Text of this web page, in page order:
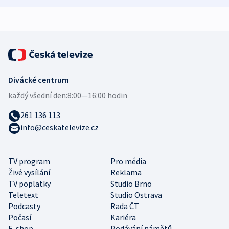
TV program
Pro média
Živé vysílání
Reklama
TV poplatky
Studio Brno
Teletext
Studio Ostrava
Podcasty
Rada ČT
Počasí
Kariéra
Divácké centrum
každý všední den:8:00—16:00 hodin
261 136 113
info@ceskatelevize.cz